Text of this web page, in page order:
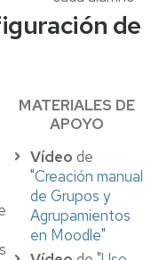
de
MATERIALES DE
APOYO
Vídeo de
"Creación manual
de Grupos y
Agrupamientos
en Moodle"